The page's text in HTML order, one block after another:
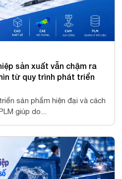
sản xuất vẫn chậm ra
từ quy trình phát triển
sản phẩm hiện đại và cách
giúp do...